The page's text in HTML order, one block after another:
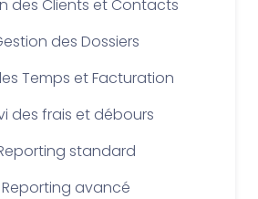
des Clients et Contacts
des Dossiers
Temps et Facturation
des frais et débours
standard
Reporting avancé